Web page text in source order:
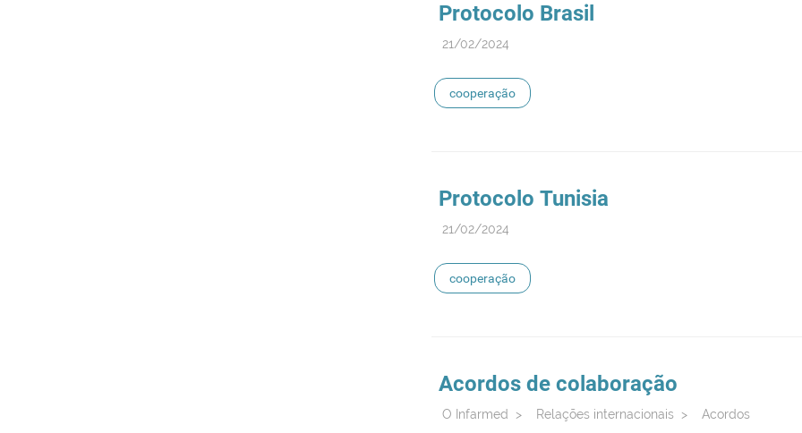
Protocolo Brasil
21/02/2024
cooperação
Protocolo Tunisia
21/02/2024
cooperação
Acordos de colaboração
O Infarmed > Relações internacionais > Acordos